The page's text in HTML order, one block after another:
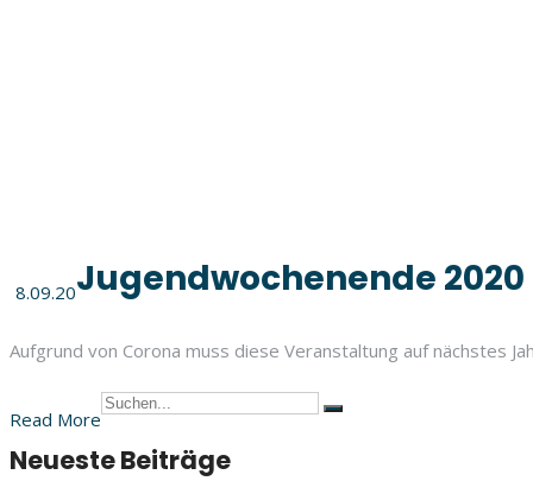
8.09.20Jugendwochenende 2020
Aufgrund von Corona muss diese Veranstaltung auf nächstes
Read More
Neueste Beiträge